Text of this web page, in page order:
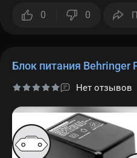
0 0
Блок питания Behringer
Нет отзывов